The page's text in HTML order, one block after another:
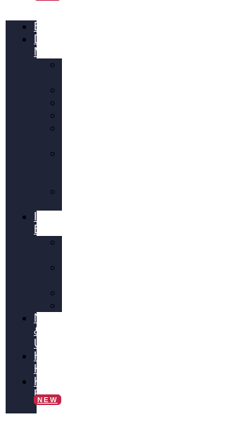
Blog
Digital
Marketing
Bisnis
News
&
Update
Hubungi
Kami
Kalkulator
Bisnis
NEW